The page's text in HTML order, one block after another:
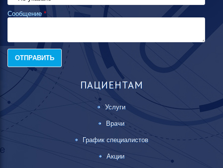
ПАЦИЕНТАМ
Услуги
Врачи
График специалистов
Акции
Сообщение *